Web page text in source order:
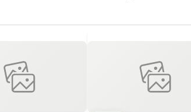
velegnede til gæster i kørestol og
står der en safeboks, en minibar og
Yderligere komfort tilbydes gæsterne i form
er der ligeledes en hårtørrer og
Der kan bestilles værelser egnede til
På terrassen kan feriegæsterne